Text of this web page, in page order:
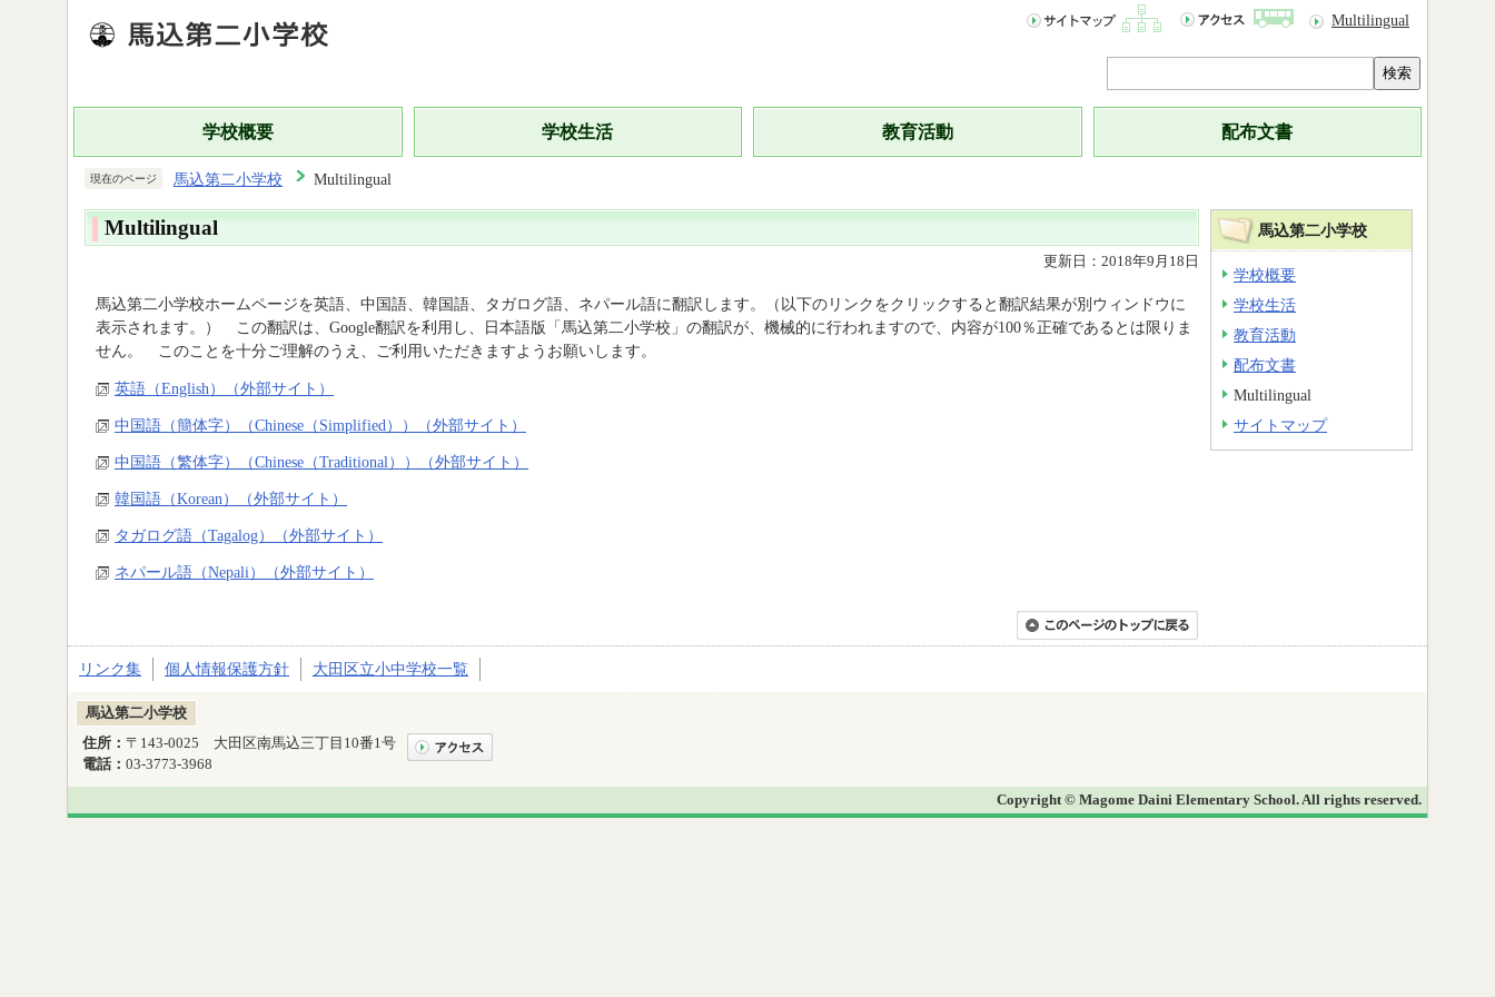
Multilingual
検索
学校概要 学校生活 教育活動 配布文書
現在のページ 馬込第二小学校 Multilingual
Multilingual
更新日：2018年9月18日
馬込第二小学校ホームページを英語、中国語、韓国語、タガログ語、ネパール語に翻訳します。（以下のリンクをクリックすると翻訳結果が別ウィンドウに
表示されます。） この翻訳は、Google翻訳を利用し、日本語版「馬込第二小学校」の翻訳が、機械的に行われますので、内容が100％正確であるとは限りま
せん。 このことを十分ご理解のうえ、ご利用いただきますようお願いします。
英語（English）（外部サイト）
中国語（簡体字）（Chinese（Simplified））（外部サイト）
中国語（繁体字）（Chinese（Traditional））（外部サイト）
韓国語（Korean）（外部サイト）
タガログ語（Tagalog）（外部サイト）
ネパール語（Nepali）（外部サイト）
馬込第二小学校
学校概要
学校生活
教育活動
配布文書
Multilingual
サイトマップ
リンク集 個人情報保護方針 大田区立小中学校一覧
馬込第二小学校
住所： 〒143-0025 大田区南馬込三丁目10番1号
電話： 03-3773-3968
Copyright © Magome Daini Elementary School. All rights reserved.